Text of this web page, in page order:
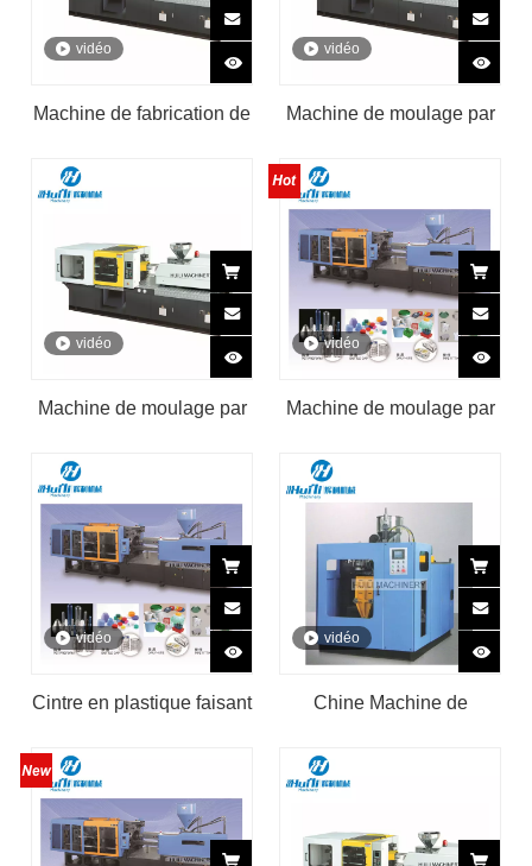
vidéo
Machine de fabrication de
plastique à haute
vidéo
Machine de moulage par
vidéo
Machine de moulage par
vidéo
Machine de moulage par
bouteille en plastique de
chapeau de préforme
d'ANIMAL FAMILIER de
robot petite 130 tonnes
vidéo
Cintre en plastique faisant
Plastico Machine de
moulage par injection
manuelle
vidéo
Chine Machine de
fabrication de jouets en